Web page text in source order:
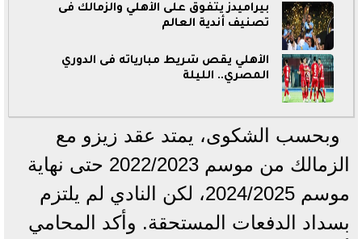
بيراميدز يتفوق على الأهلي والزمالك فى
تصنيف أندية العالم
الأهلي يقص شريط مبارياته فى الدوري
المصري.. الليلة
وبحسب الشكوى، يمتد عقد زيزو مع
الزمالك من موسم 2022/2023 حتى نهاية
موسم 2024/2025، لكن النادي لم يلتزم
بسداد الدفعات المستحقة. وأكد المحامي